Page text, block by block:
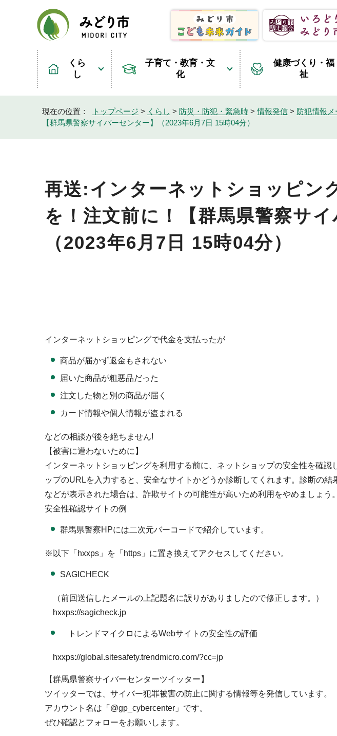
くら
し
子育て・教育・文
化
健康づくり・福
祉
現在の位置： トップページ > くらし > 防災・防犯・緊急時 >情報発信 > 防犯情報メ
【群馬県警察サイバーセンター】（2023年6月7日 15時04分）
再送:インターネットショッピン
を！注文前に！【群馬県警察サイ
（2023年6月7日 15時04分）
インターネットショッピングで代金を支払ったが
商品が届かず返金もされない
届いた商品が粗悪品だった
注文した物と別の商品が届く
カード情報や個人情報が盗まれる
などの相談が後を絶ちません!
【被害に遭わないために】
インターネットショッピングを利用する前に、ネットショップの安全性を確認
ップのURLを入力すると、安全なサイトかどうか診断してくれます。診断の結
などが表示された場合は、詐欺サイトの可能性が高いため利用をやめましょう。
安全性確認サイトの例
群馬県警察HPには二次元バーコードで紹介しています。
※以下「hxxps」を「https」に置き換えてアクセスしてください。
SAGICHECK
（前回送信したメールの上記題名に誤りがありましたので修正します。）
hxxps://sagicheck.jp
トレンドマイクロによるWebサイトの安全性の評価
hxxps://global.sitesafety.trendmicro.com/?cc=jp
【群馬県警察サイバーセンターツイッター】
ツイッターでは、サイバー犯罪被害の防止に関する情報等を発信しています。
アカウント名は「@gp_cybercenter」です。
ぜひ確認とフォローをお願いします。